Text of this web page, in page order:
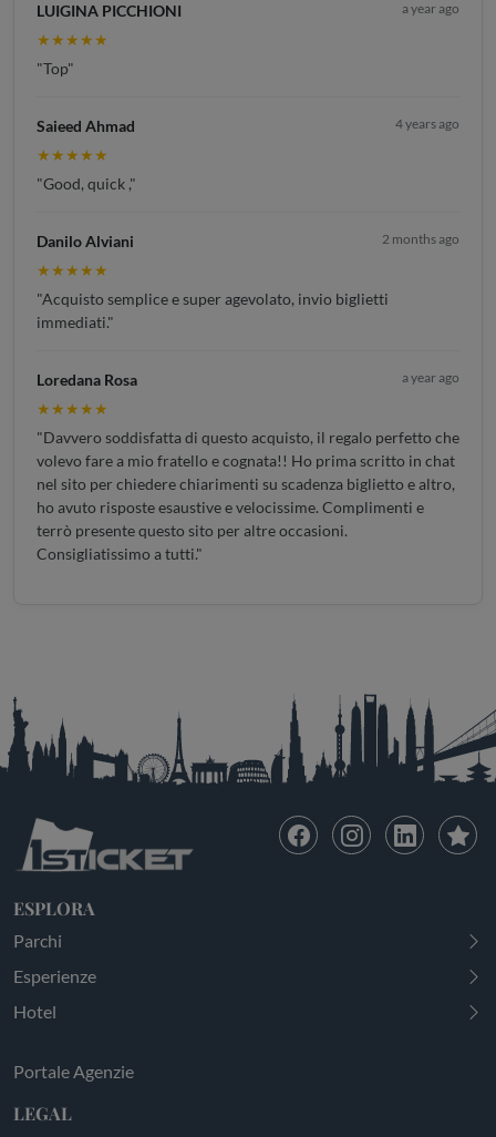
LUIGINA PICCHIONI a year ago
★★★★★
"Top"
Saieed Ahmad 4 years ago
★★★★★
"Good, quick ,"
Danilo Alviani 2 months ago
★★★★★
"Acquisto semplice e super agevolato, invio biglietti
immediati."
Loredana Rosa a year ago
★★★★★
"Davvero soddisfatta di questo acquisto, il regalo perfetto che
volevo fare a mio fratello e cognata!! Ho prima scritto in chat
nel sito per chiedere chiarimenti su scadenza biglietto e altro,
ho avuto risposte esaustive e velocissime. Complimenti e
terrò presente questo sito per altre occasioni.
Consigliatissimo a tutti."
ESPLORA
Parchi
Esperienze
Hotel
Portale Agenzie
LEGAL